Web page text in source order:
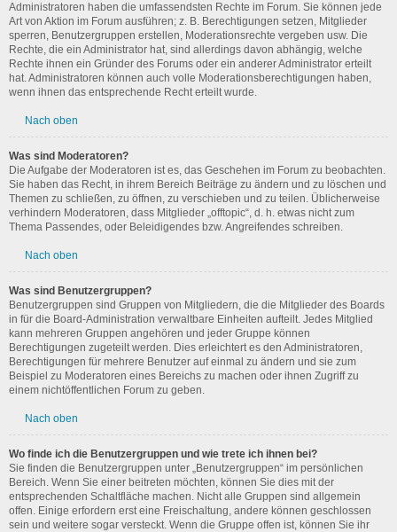
Administratoren haben die umfassendsten Rechte im Forum. Sie können jede
Art von Aktion im Forum ausführen; z. B. Berechtigungen setzen, Mitglieder
sperren, Benutzergruppen erstellen, Moderationsrechte vergeben usw. Die
Rechte, die ein Administrator hat, sind allerdings davon abhängig, welche
Rechte ihnen ein Gründer des Forums oder ein anderer Administrator erteilt
hat. Administratoren können auch volle Moderationsberechtigungen haben,
wenn ihnen das entsprechende Recht erteilt wurde.
Nach oben
Was sind Moderatoren?
Die Aufgabe der Moderatoren ist es, das Geschehen im Forum zu beobachten.
Sie haben das Recht, in ihrem Bereich Beiträge zu ändern und zu löschen und
Themen zu schließen, zu öffnen, zu verschieben und zu teilen. Üblicherweise
verhindern Moderatoren, dass Mitglieder „offtopic“, d. h. etwas nicht zum
Thema Passendes, oder Beleidigendes bzw. Angreifendes schreiben.
Nach oben
Was sind Benutzergruppen?
Benutzergruppen sind Gruppen von Mitgliedern, die die Mitglieder des Boards
in für die Board-Administration verwaltbare Einheiten aufteilt. Jedes Mitglied
kann mehreren Gruppen angehören und jeder Gruppe können
Berechtigungen zugeteilt werden. Dies erleichtert es den Administratoren,
Berechtigungen für mehrere Benutzer auf einmal zu ändern und sie zum
Beispiel zu Moderatoren eines Bereichs zu machen oder ihnen Zugriff zu
einem nichtöffentlichen Forum zu geben.
Nach oben
Wo finde ich die Benutzergruppen und wie trete ich ihnen bei?
Sie finden die Benutzergruppen unter „Benutzergruppen“ im persönlichen
Bereich. Wenn Sie einer beitreten möchten, können Sie dies mit der
entsprechenden Schaltfläche machen. Nicht alle Gruppen sind allgemein
offen. Einige erfordern erst eine Freischaltung, andere können geschlossen
sein und weitere sogar versteckt. Wenn die Gruppe offen ist, können Sie ihr